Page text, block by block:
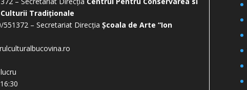
Tradiționale
551372 – Secretariat DirecțiaȘcoala de Arte “Ion